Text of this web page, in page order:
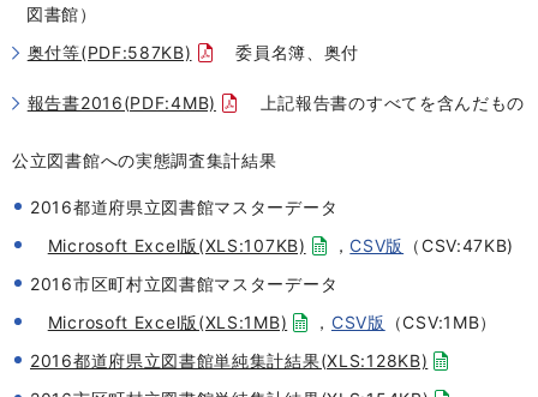
図書館）
奥付等(PDF:587KB)
委員名簿、奥付
報告書2016(PDF:4MB) 上記報告書のすべてを含んだもの
公立図書館への実態調査集計結果
2016都道府県立図書館マスターデータ
Microsoft Excel版(XLS:107KB)
，CSV版
（CSV:47KB)
2016市区町村立図書館マスターデータ
Microsoft Excel版(XLS:1MB)
， CSV版
（CSV:1MB）
2016都道府県立図書館単純集計結果(XLS:128KB)